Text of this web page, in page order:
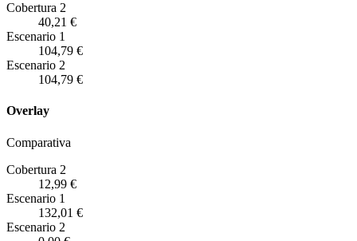
Cobertura 2
40,21 €
Escenario 1
104,79 €
Escenario 2
104,79 €
Overlay
Comparativa
Cobertura 2
12,99 €
Escenario 1
132,01 €
Escenario 2